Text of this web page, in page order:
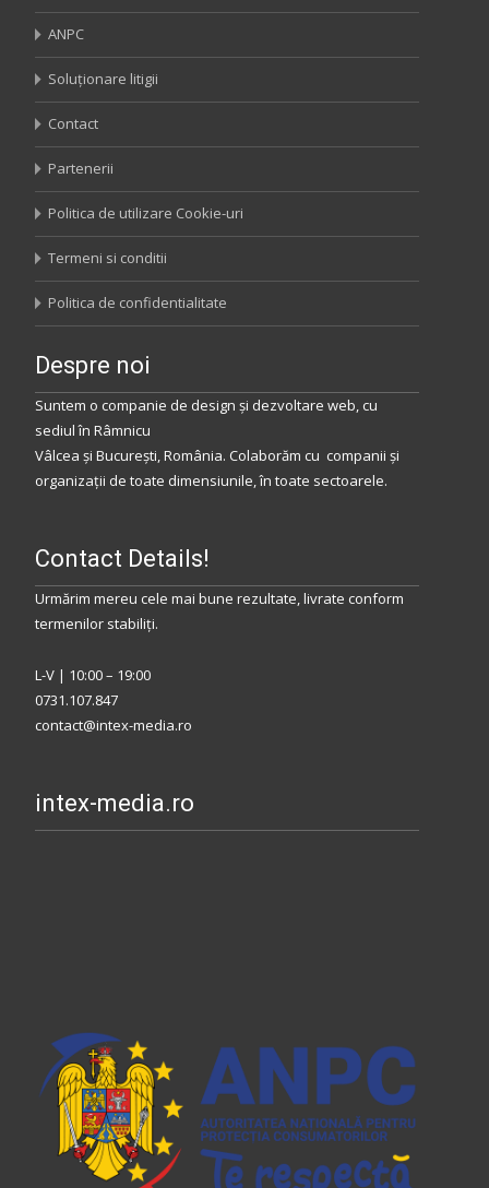
ANPC
Soluționare litigii
Contact
Partenerii
Politica de utilizare Cookie-uri
Termeni si conditii
Politica de confidentialitate
Despre noi
Suntem o companie de design și dezvoltare web, cu
sediulîn Râmnicu
Vâlcea și București,România. Colaborăm cu companii și
organizații de toate dimensiunile, în toate sectoarele.
Contact Details!
Urmărim mereu cele mai bune rezultate, livrate conform
termenilor stabiliţi.
L-V | 10:00 – 19:00
0731.107.847
contact@intex-media.ro
intex-media.ro